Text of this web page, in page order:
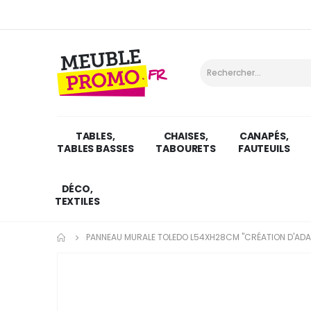
TABLES,
TABLES BASSES
CHAISES,
TABOURETS
CANAPÉS,
FAUTEUILS
DÉCO,
TEXTILES
PANNEAU MURALE TOLEDO L54XH28CM "CRÉATION